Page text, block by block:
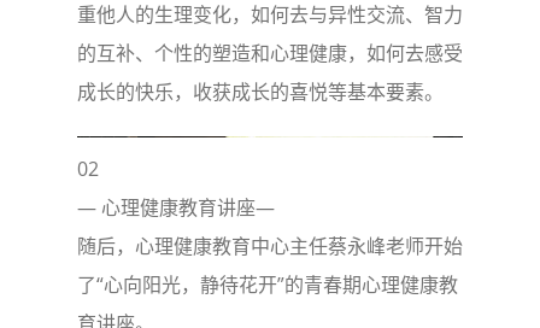
重他人的生理变化，如何去与异性交流、智力
的互补、个性的塑造和心理健康，如何去感受
成长的快乐，收获成长的喜悦等基本要素。
02
— 心理健康教育讲座—
随后，心理健康教育中心主任蔡永峰老师开始
了“心向阳光，静待花开”的青春期心理健康教